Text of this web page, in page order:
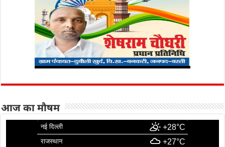
आज का मौषम
नई दिल्ली +28°C
राजस्थान +27°C